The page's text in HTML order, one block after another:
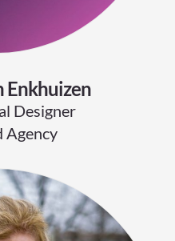
Enkhuizen
Designer
Agency